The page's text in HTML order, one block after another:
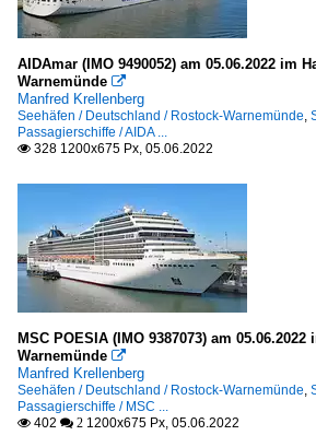
AIDAmar (IMO 9490052) am 05.06.2022 im
Warnemünde 
Manfred Krellenberg
Seehäfen / Deutschland / Rostock-Warnemünde,
Passagierschiffe / AIDA ...
 328 1200x675 Px, 05.06.2022
MSC POESIA (IMO 9387073) am
Warnemünde 
Manfred Krellenberg
Seehäfen / Deutschland / Rostock-Warnemünde,
Passagierschiffe / MSC ...
 402  2 1200x675 Px, 05.06.2022